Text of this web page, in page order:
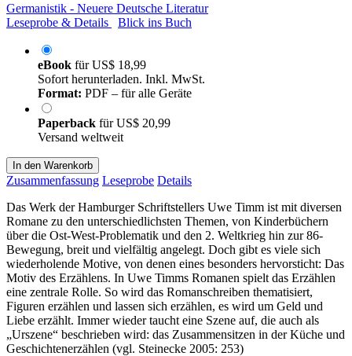
Germanistik - Neuere Deutsche Literatur
Leseprobe & Details
Blick ins Buch
eBook fürUS$ 18,99
Sofort herunterladen. Inkl. MwSt.
Format: PDF – für alle Geräte
Paperback fürUS$ 20,99
Versand weltweit
In den Warenkorb
Zusammenfassung Leseprobe Details
Das Werk der Hamburger Schriftstellers Uwe Timm ist mit diversen
Romane zu den unterschiedlichsten Themen, von Kinderbüchern
über die Ost-West-Problematik und den 2. Weltkrieg hin zur 86-
Bewegung, breit und vielfältig angelegt. Doch gibt es viele sich
wiederholende Motive, von denen eines besonders hervorsticht: Das
Motiv des Erzählens. In Uwe Timms Romanen spielt das Erzählen
eine zentrale Rolle. So wird das Romanschreiben thematisiert,
Figuren erzählen und lassen sich erzählen, es wird um Geld und
Liebe erzählt. Immer wieder taucht eine Szene auf, die auch als
„Urszene“ beschrieben wird: das Zusammensitzen in der Küche und
Geschichtenerzählen (vgl. Steinecke 2005: 253)